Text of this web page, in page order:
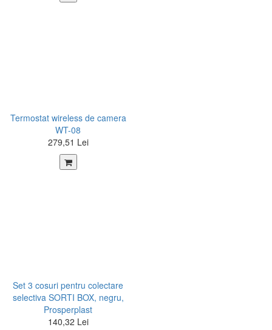
Termostat wireless de camera
WT-08
279,51 Lei
Set 3 cosuri pentru colectare
selectiva SORTI BOX, negru,
Prosperplast
140,32 Lei